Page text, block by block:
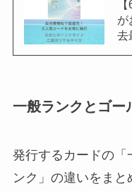
が
去
一般ランクとゴー
発行するカードの「
ンク」の違いをま